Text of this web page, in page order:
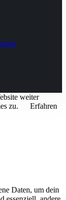
weiter
zu.
Erfahren
Daten, um dein